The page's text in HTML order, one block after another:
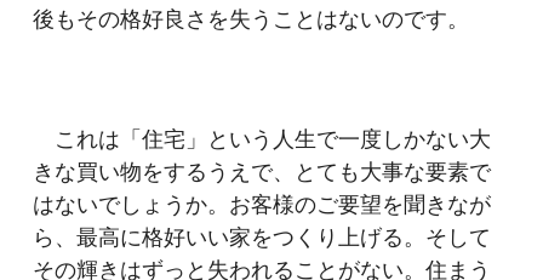
後もその格好良さを失うことはないのです。
これは「住宅」という人生で一度しかない大
きな買い物をするうえで、とても大事な要素で
はないでしょうか。お客様のご要望を聞きなが
ら、最高に格好いい家をつくり上げる。そして
その輝きはずっと失われることがない。住まう